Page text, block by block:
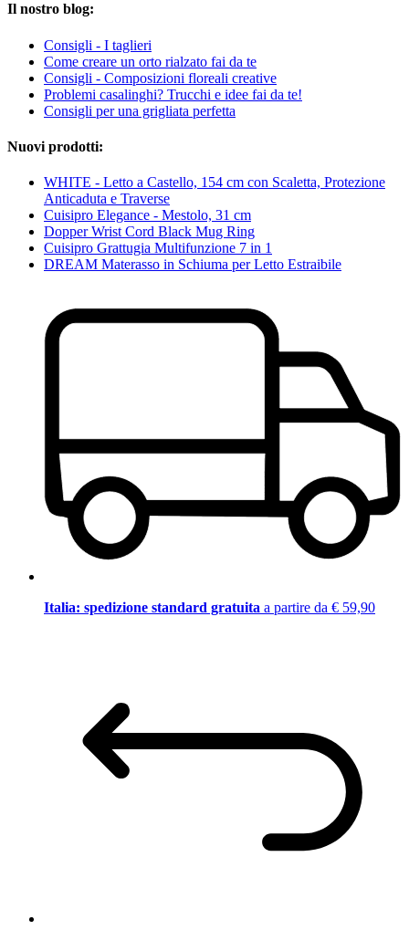
Il nostro blog:
Consigli - I taglieri
Come creare un orto rialzato fai da te
Consigli - Composizioni floreali creative
Problemi casalinghi? Trucchi e idee fai da te!
Consigli per una grigliata perfetta
Nuovi prodotti:
WHITE - Letto a Castello, 154 cm con Scaletta, Protezione
Anticaduta e Traverse
Cuisipro Elegance - Mestolo, 31 cm
Dopper Wrist Cord Black Mug Ring
Cuisipro Grattugia Multifunzione 7 in 1
DREAM Materasso in Schiuma per Letto Estraibile
Italia: spedizione standard gratuita a partire da € 59,90